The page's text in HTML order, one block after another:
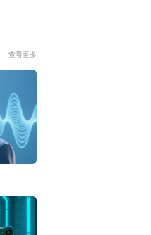
查看更多